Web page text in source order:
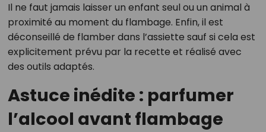
Il ne faut jamais laisser un enfant seul ou un animal à
proximité au moment du flambage. Enfin, il est
déconseillé de flamber dans l’assiette sauf si cela est
explicitement prévu par la recette et réalisé avec
des outils adaptés.
Astuce inédite : parfumer
l’alcool avant flambage